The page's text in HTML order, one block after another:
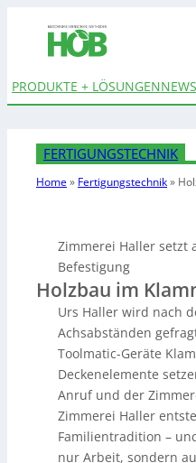
PRODUKTE + LÖSUNGEN
FERTIGUNGSTECHNIK
Home» Fertigungstechnik»
Zimmerei Haller setzt
Befestigung
Holzbau im
Urs Haller wird nach
Achsabständen
Toolmatic-Geräte
Deckenelemente
Anruf und der
Zimmerei Haller
Familientradition –
nur Arbeit, sondern